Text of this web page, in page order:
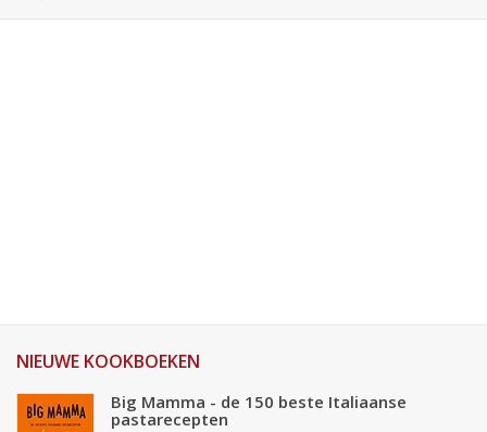
NIEUWE KOOKBOEKEN
Big Mamma - de 150 beste Italiaanse
pastarecepten